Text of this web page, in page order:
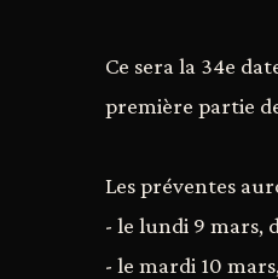
Ce sera la 34e
première partie
Les préventes
- le lundi 9 mars,
- le mardi 10